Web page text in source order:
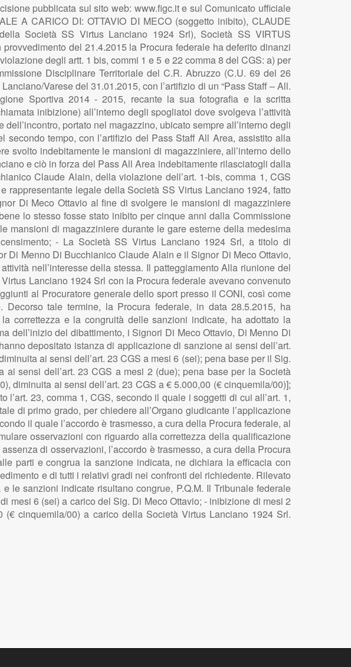
pubblicata sul sito web: www.figc.it e sul Comunicato ufficiale
A CARICO DI: OTTAVIO DI MECO (soggetto inibito), CLAUDE
Società SS Virtus Lanciano 1924 Srl), Società SS VIRTUS
del 21.4.2015 la Procura federale ha deferito dinanzi
degli artt. 1 bis, commi 1 e 5 e 22 comma 8 del CGS: a) per
Disciplinare Territoriale del C.R. Abruzzo (C.U. 69 del 26
Varese del 31.01.2015, con l’artifizio di un “Pass Staff – All.
Sportiva 2014 - 2015, recante la sua fotografia e la scritta
inibizione) all’interno degli spogliatoi dove svolgeva l’attività
portato nel magazzino, ubicato sempre all’interno degli
tempo, con l’artifizio del Pass Staff All Area, assistito alla
svolto indebitamente le mansioni di magazziniere, all’interno dello
e ciò in forza del Pass All Area indebitamente rilasciatogli dalla
Claude Alain, della violazione dell’art. 1-bis, comma 1, CGS
rappresentante legale della Società SS Virtus Lanciano 1924, fatto
Di Meco Ottavio al fine di svolgere le mansioni di magazziniere
lo stesso fosse stato inibito per cinque anni dalla Commissione
mansioni di magazziniere durante le gare esterne della medesima
- La Società SS Virtus Lanciano 1924 Srl, a titolo di
Di Menno Di Bucchianico Claude Alain e il Signor Di Meco Ottavio,
nell’interesse della stessa. Il patteggiamento Alla riunione del
Lanciano 1924 Srl con la Procura federale avevano convenuto
al Procuratore generale dello sport presso il CONI, così come
tale termine, la Procura federale, in data 28.5.2015, ha
correttezza e la congruità delle sanzioni indicate, ha adottato la
dell’inizio del dibattimento, i Signori Di Meco Ottavio, Di Menno Di
depositato istanza di applicazione di sanzione ai sensi dell’art.
ai sensi dell’art. 23 CGS a mesi 6 (sei); pena base per il Sig.
sensi dell’art. 23 CGS a mesi 2 (due); pena base per la Società
diminuita ai sensi dell’art. 23 CGS a € 5.000,00 (€ cinquemila/00)];
23, comma 1, CGS, secondo il quale i soggetti di cui all’art. 1,
di primo grado, per chiedere all’Organo giudicante l’applicazione
il quale l’accordo è trasmesso, a cura della Procura federale, al
osservazioni con riguardo alla correttezza della qualificazione
di osservazioni, l’accordo è trasmesso, a cura della Procura
parti e congrua la sanzione indicata, ne dichiara la efficacia con
e di tutti i relativi gradi nei confronti del richiedente. Rilevato
le sanzioni indicate risultano congrue, P.Q.M. Il Tribunale federale
mesi 6 (sei) a carico del Sig. Di Meco Ottavio; - inibizione di mesi 2
cinquemila/00) a carico della Società Virtus Lanciano 1924 Srl.